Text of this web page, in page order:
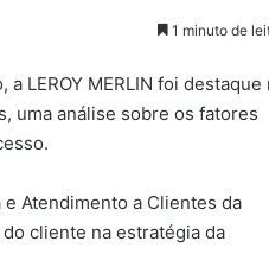
1 minuto de
LEROY MERLIN foi destaque
uma análise sobre os fatores
Atendimento a Clientes da
cliente na estratégia da